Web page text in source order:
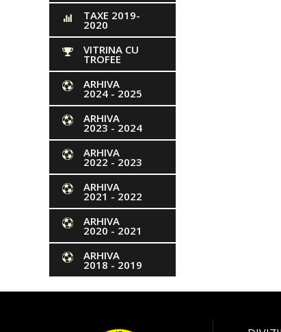
TAXE 2019-
2020
VITRINA CU
TROFEE
ARHIVA
2024 - 2025
ARHIVA
2023 - 2024
ARHIVA
2022 - 2023
ARHIVA
2021 - 2022
ARHIVA
2020 - 2021
ARHIVA
2018 - 2019